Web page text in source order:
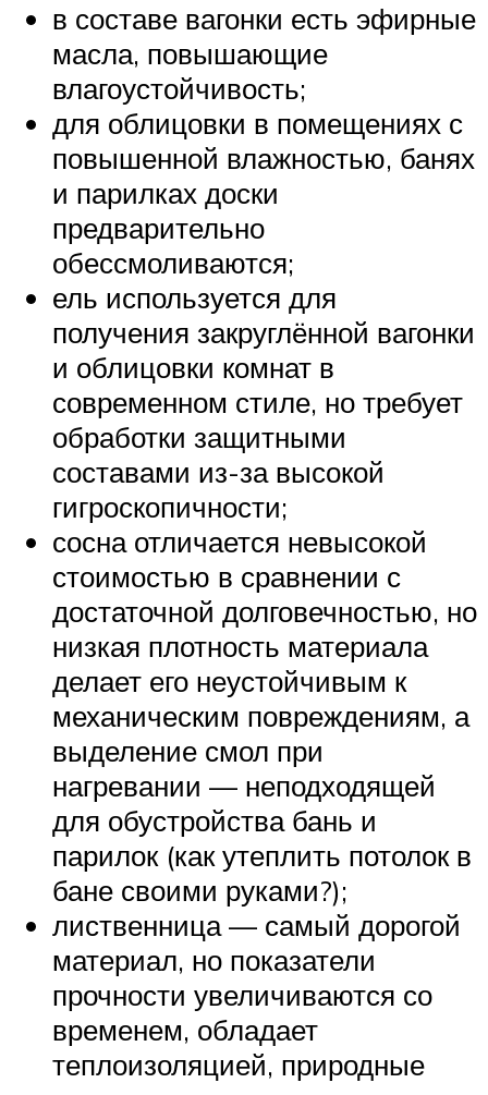
в составе вагонки есть эфирные
масла, повышающие
влагоустойчивость;
для облицовки в помещениях с
повышенной влажностью, банях
и парилках доски
предварительно
обессмоливаются;
ель используется для
получения закруглённой вагонки
и облицовки комнат в
современном стиле, но требует
обработки защитными
составами из-за высокой
гигроскопичности;
сосна отличается невысокой
стоимостью в сравнении с
достаточной долговечностью, но
низкая плотность материала
делает его неустойчивым к
механическим повреждениям, а
выделение смол при
нагревании — неподходящей
для обустройства бань и
парилок (как утеплить потолок в
бане своими руками?);
лиственница — самый дорогой
материал, но показатели
прочности увеличиваются со
временем, обладает
теплоизоляцией, природные